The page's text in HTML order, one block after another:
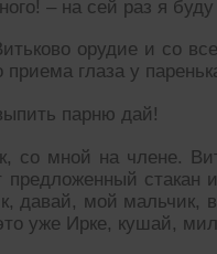
– на сей раз я
орудие и со
приема глаза у
парню дай!
со мной на члене.
предложенный
давай, мой
уже Ирке, кушай,